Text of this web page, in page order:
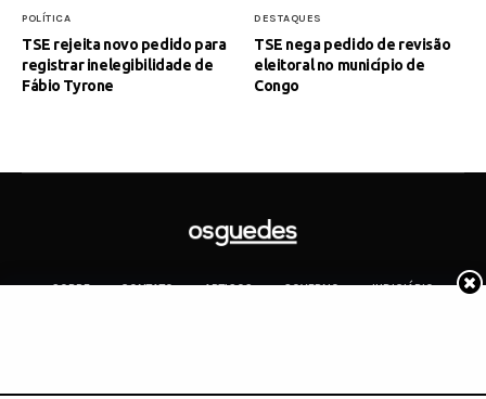
POLÍTICA
TSE rejeita novo pedido para
registrar inelegibilidade de
Fábio Tyrone
DESTAQUES
TSE nega pedido de revisão
eleitoral no município de
Congo
SOBRE CONTATO ARTIGOS GOVERNO
JUDICIÁRIO